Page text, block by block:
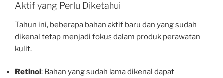
Aktif yang Perlu Diketahui
Tahun ini, beberapa bahan aktif baru dan yang sudah
dikenal tetap menjadi fokus dalam produk perawatan
kulit.
Retinol: Bahan yang sudah lama dikenal dapat